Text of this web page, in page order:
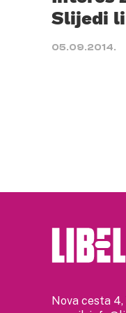
Slijedi li
05.09.2014.
Nova cesta